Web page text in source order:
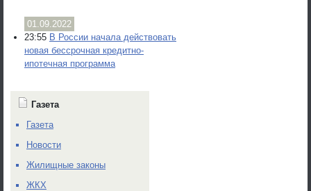
01.09.2022
23:55 В России начала действовать
новая бессрочная кредитно-
ипотечная программа
Газета
Газета
Новости
Жилищные законы
ЖКХ